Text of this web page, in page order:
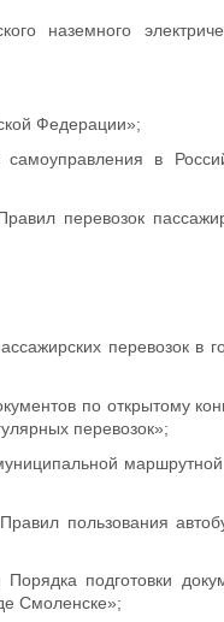
наземного
Федерации»;
в
перевозок
перевозок в
по открытому
перевозок»;
маршрутной
пользования
подготовки
Смоленске»;